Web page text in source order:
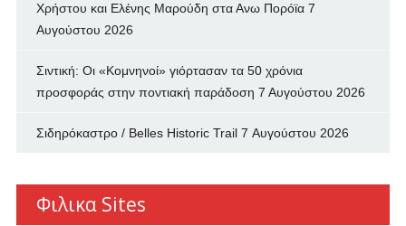
Χρήστου και Ελένης Μαρούδη στα Ανω Πορόϊα 7
Αυγούστου 2026
Σιντική: Οι «Κομνηνοί» γιόρτασαν τα 50 χρόνια
προσφοράς στην ποντιακή παράδοση 7 Αυγούστου 2026
Σιδηρόκαστρο / Belles Historic Trail 7 Αυγούστου 2026
Φιλικα Sites